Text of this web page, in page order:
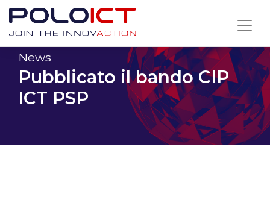
Skip
contentNews
Pubblicato il bando CIP
ICT PSP